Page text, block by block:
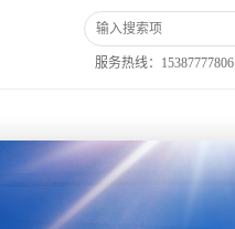
服务热线： 15387777806